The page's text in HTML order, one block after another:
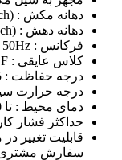
دهانه مکش : DN 65 (2.1/2 inch)
دهانه دهش : DN 50 (2 inch)
فرکانس : 50Hz
کلاس عایقی : F
درجه حفاظت : IP54 , IP55
درجه حرارت سیال : 10- تا 90+ درجه
دمای محیط : تا 40+ درجه سانتیگراد
حداکثر فشار کاری :
قابلیت تغییر
سفارش مشتری